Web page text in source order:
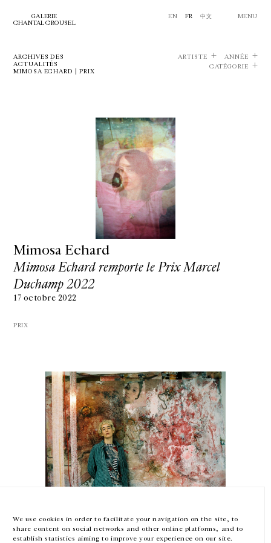
We use cookies in order to facilitate your navigation on the site, to
share content on social networks and other online platforms, and to
establish statistics aiming to improve your experience on our site.
GALERIE
CHANTAL CROUSEL
EN FR 中文 MENU
ARCHIVES DES
ACTUALITÉS
MIMOSA ECHARD | PRIX
ARTISTE
ANNÉE
CATÉGORIE
Mimosa Echard
Mimosa Echard remporte le Prix Marcel
Duchamp 2022
17 octobre 2022
PRIX
Prix Marcel Duchamp 2022
13 janvier — 17 octobre 2022
GALERIE CHANTAL CROUSEL
10 RUE CHARLOT, 75003 PARIS
+33 1 42 77 38 87
GALERIE@CROUSEL.COM
HORAIRES D'OUVERTURE
DU MARDI AU VENDREDI
LE SAMEDI
EN FR 中文 Facebook Instagram